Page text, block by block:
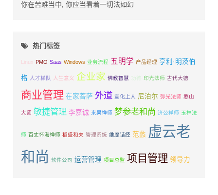
你在苦难当中, 你应当看着一切法如幻
热门标签
Linux PMO Saas Windows 业务流程 五明学 产品经理 亨利·明茨伯
格 人才梯队 人生意义 企业家 佛教智慧 功德 印光法师 古代大德
商业管理 在家菩萨 外道 宣化上人 尼泊尔 弥光法师 憨山
大师 敏捷管理 李嘉诚 来果禅师 梦参老和尚 济公禅师 玉林法
师 百丈怀海禅师 稻盛和夫 管理系统 维摩诘经 范蠡 虚云老
和尚 软件公司 运营管理 项目总监 项目管理 领导力